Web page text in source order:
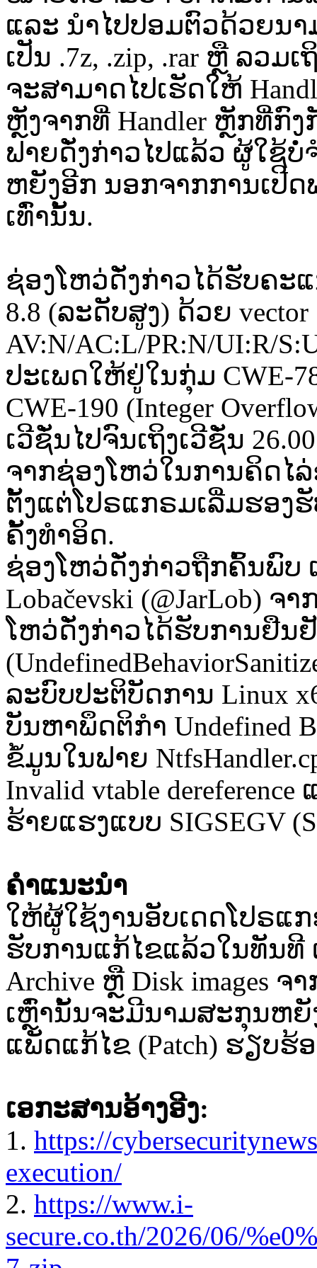
ແລະ ນຳໄປປອມຕົວດ້ວຍນ
ເປັນ .7z, .zip, .rar ຫຼື ລວ
ຈະສາມາດໄປເຮັດໃຫ້
ຫຼັງຈາກທີ່ Handler ຫຼັກທີ່ກົ
ຟາຍດັ່ງກ່າວໄປແລ້ວ ຜູ້ໃຊ້ບໍ່
ຫຍັງອີກ ນອກຈາກການເປີ
ເທົ່ານັ້ນ.
ຊ່ອງໂຫວ່ດັ່ງກ່າວໄດ້ຮັບຄະ
8.8 (ລະດັບສູງ) ດ້ວຍ vector
AV:N/AC:L/PR:N/UI:R/
ປະເພດໃຫ້ຢູ່ໃນກຸ່ມ CWE-
CWE-190 (Integer
ເວີຊັ່ນໄປຈົນເຖິງເວີຊັ່ນ
ຈາກຊ່ອງໂຫວ່ໃນການຄິດໄລ່
ຕັ້ງແຕ່ໂປຣແກຣມເລີ່ມຮອງຮັບ
ຄັ້ງທຳອິດ.
ຊ່ອງໂຫວ່ດັ່ງກ່າວຖືກຄົ້ນພົບ
Lobačevski (@JarLob) ຈ
ໂຫວ່ດັ່ງກ່າວໄດ້ຮັບການຢືນຢັ
ລະບົບປະຕິບັດການ Linux
ບັນຫາພຶດຕິກຳ Undefined
ຂໍ້ມູນໃນຟາຍ
Invalid vtable
ຮ້າຍແຮງແບບ SIGSEGV
ຄໍາແນະນໍາ
ໃຫ້ຜູ້ໃຊ້ງານອັບເດດໂປຣແກ
ຮັບການແກ້ໄຂແລ້ວໃນທັນທີ
Archive ຫຼື Disk images
ເຫຼົ່ານັ້ນຈະມີນາມສະກຸນຫຍັ
ແພັດແກ້ໄຂ (Patch) ຮຽບຮ້
ເອກະສານອ້າງອີງ:
1. https://
execution/
2. https://www.i-
secure.co.th/2026/06/